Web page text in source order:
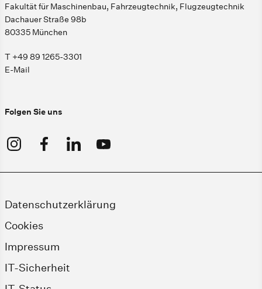
Fakultät für Maschinenbau, Fahrzeugtechnik, Flugzeugtechnik
Dachauer Straße 98b
80335 München
T +49 89 1265-3301
E-Mail
Folgen Sie uns
Datenschutzerklärung
Cookies
Impressum
IT-Sicherheit